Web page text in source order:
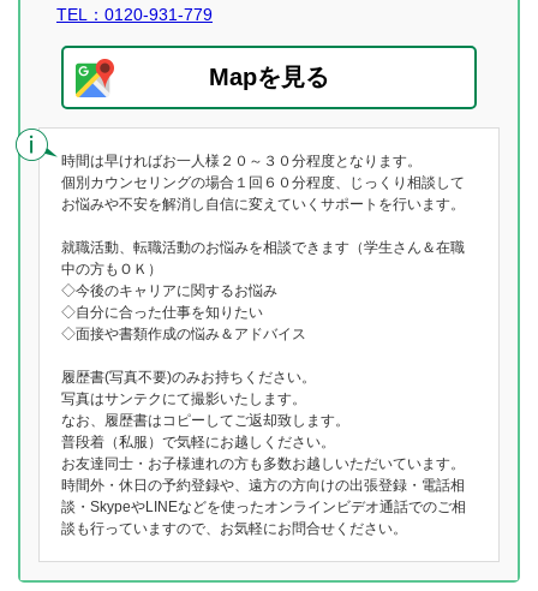
TEL：0120-931-779
Mapを見る
時間は早ければお一人様２０～３０分程度となります。
個別カウンセリングの場合１回６０分程度、じっくり相談して
お悩みや不安を解消し自信に変えていくサポートを行います。
就職活動、転職活動のお悩みを相談できます（学生さん＆在職
中の方もＯＫ）
◇今後のキャリアに関するお悩み
◇自分に合った仕事を知りたい
◇面接や書類作成の悩み＆アドバイス
履歴書(写真不要)のみお持ちください。
写真はサンテクにて撮影いたします。
なお、履歴書はコピーしてご返却致します。
普段着（私服）で気軽にお越しください。
お友達同士・お子様連れの方も多数お越しいただいています。
時間外・休日の予約登録や、遠方の方向けの出張登録・電話相
談・SkypeやLINEなどを使ったオンラインビデオ通話でのご相
談も行っていますので、お気軽にお問合せください。